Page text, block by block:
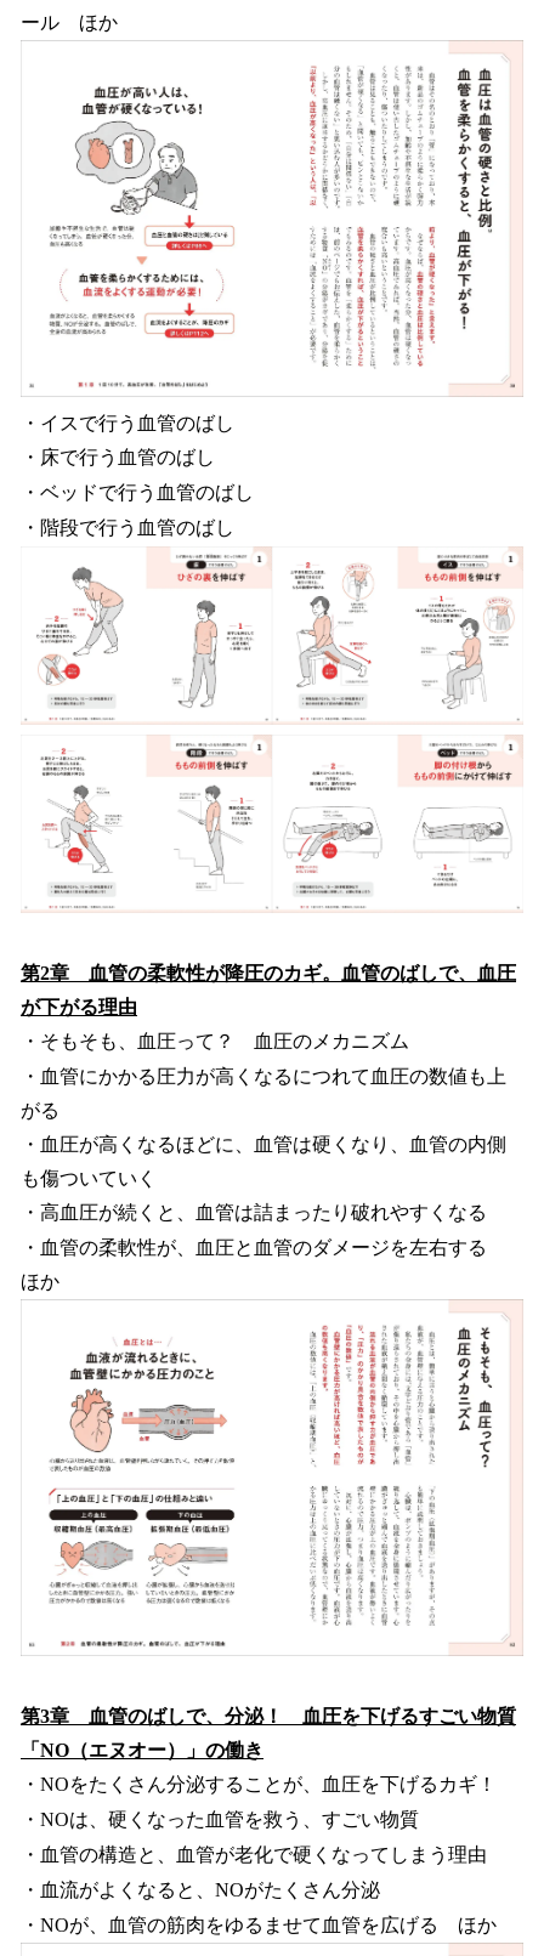
ール ほか
・イスで行う血管のばし
・床で行う血管のばし
・ベッドで行う血管のばし
・階段で行う血管のばし
第2章 血管の柔軟性が降圧のカギ。血管のばしで、血圧
が下がる理由
・そもそも、血圧って？ 血圧のメカニズム
・血管にかかる圧力が高くなるにつれて血圧の数値も上
がる
・血圧が高くなるほどに、血管は硬くなり、血管の内側
も傷ついていく
・高血圧が続くと、血管は詰まったり破れやすくなる
・血管の柔軟性が、血圧と血管のダメージを左右する
ほか
第3章 血管のばしで、分泌！ 血圧を下げるすごい物質
「NO（エヌオー）」の働き
・NOをたくさん分泌することが、血圧を下げるカギ！
・NOは、硬くなった血管を救う、すごい物質
・血管の構造と、血管が老化で硬くなってしまう理由
・血流がよくなると、NOがたくさん分泌
・NOが、血管の筋肉をゆるませて血管を広げる ほか